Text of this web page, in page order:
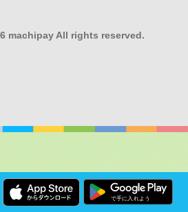
machipay All rights reserved.